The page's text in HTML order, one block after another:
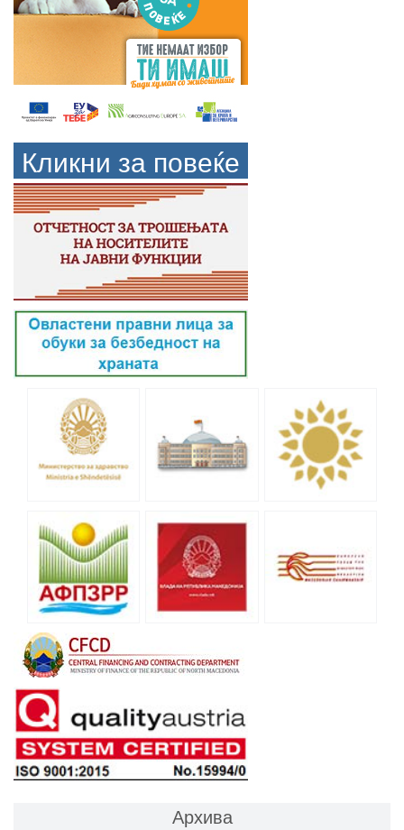
Кликни за повеќе
Архива